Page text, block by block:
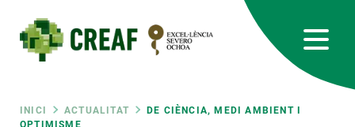
contingut
INICI ACTUALITAT
DE CIÈNCIA, MEDI AMBIENT I
OPTIMISME
RRSS